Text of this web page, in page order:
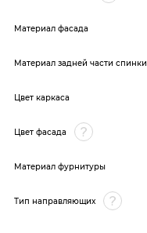
Материал фасада
Материал задней части спинки
Цвет каркаса
Цвет фасада
Материал фурнитуры
Тип направляющих